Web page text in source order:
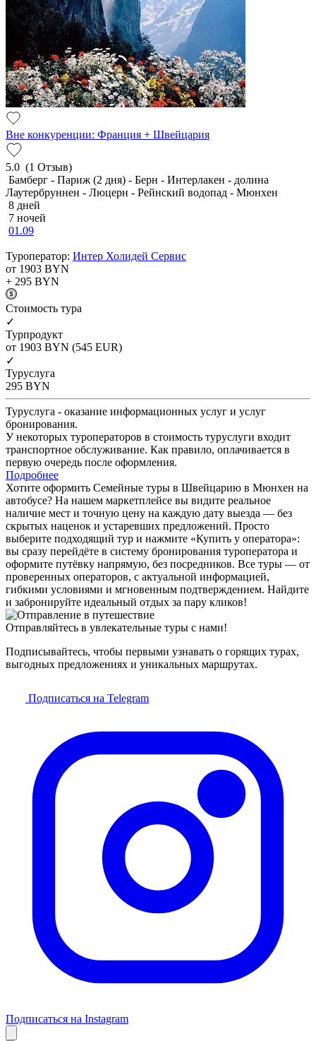
Вне конкуренции: Франция + Швейцария
5.0 (1 Отзыв)
Бамберг - Париж (2 дня) - Берн - Интерлакен - долина
Лаутербруннен - Люцерн - Рейнский водопад - Мюнхен
8 дней
7 ночей
01.09
Туроператор: Интер Холидей Сервис
от 1903 BYN
+ 295 BYN
Cтоимость тура
✓
Турпродукт
от 1903 BYN (545 EUR)
✓
Туруслуга
295 BYN
Туруслуга - оказание информационных услуг и услуг
бронирования.
У некоторых туроператоров в стоимость туруслуги входит
транспортное обслуживание. Как правило, оплачивается в
первую очередь после оформления.
Подробнее
Хотите оформить Семейные туры в Швейцарию в Мюнхен на
автобусе? На нашем маркетплейсе вы видите реальное
наличие мест и точную цену на каждую дату выезда — без
скрытых наценок и устаревших предложений. Просто
выберите подходящий тур и нажмите «Купить у оператора»:
вы сразу перейдёте в систему бронирования туроператора и
оформите путёвку напрямую, без посредников. Все туры — от
проверенных операторов, с актуальной информацией,
гибкими условиями и мгновенным подтверждением. Найдите
и забронируйте идеальный отдых за пару кликов!
Отправляйтесь в увлекательные туры с нами!
Подписывайтесь, чтобы первыми узнавать о горящих турах,
выгодных предложениях и уникальных маршрутах.
Подписаться на Telegram
Подписаться на Instagram